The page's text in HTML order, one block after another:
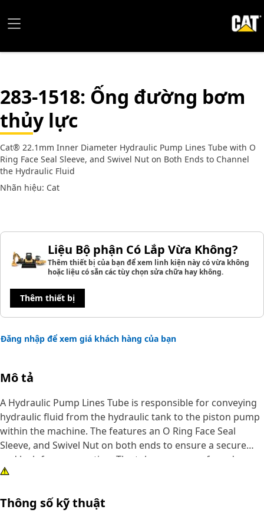
283-1518: Ống đường bơm
thủy lực
Cat® 22.1mm Inner Diameter Hydraulic Pump Lines Tube with O
Ring Face Seal Sleeve, and Swivel Nut on Both Ends to Channel
the Hydraulic Fluid
Nhãn hiệu: Cat
Liệu Bộ phận Có Lắp Vừa Không?
Thêm thiết bị của bạn để xem linh kiện này có vừa không
hoặc liệu có sẵn các tùy chọn sửa chữa hay không.
Thêm thiết bị
Đăng nhập để xem giá khách hàng của bạn
Mô tả
A Hydraulic Pump Lines Tube is responsible for conveying
hydraulic fluid from the hydraulic tank to the piston pump
within the machine. The features an O Ring Face Seal
Sleeve, and Swivel Nut on both ends to ensure a secure
and leak-free connection. The tube ensures safe and
reliable operation under varying load conditions,
Thông số kỹ thuật